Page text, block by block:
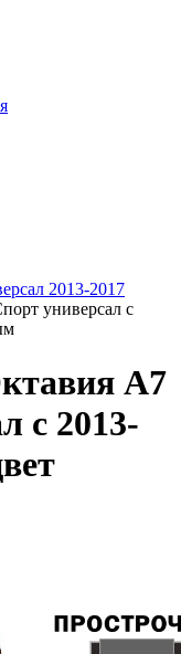
2013-2017
универсал с
А7
с 2013-